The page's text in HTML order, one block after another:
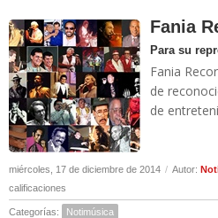
Fania
Para su
Fania
de
de
miércoles, 17 de diciembre de 2014 / Autor:
calificaciones
Categorías: Notimúsica